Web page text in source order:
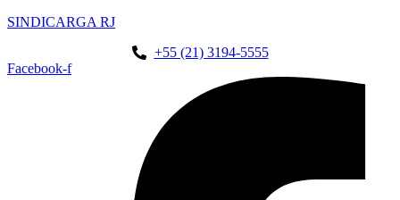
SINDICARGA RJ
+55 (21) 3194-5555
Facebook-f